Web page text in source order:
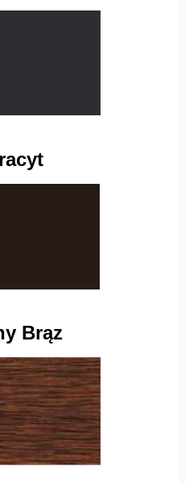
Brąz